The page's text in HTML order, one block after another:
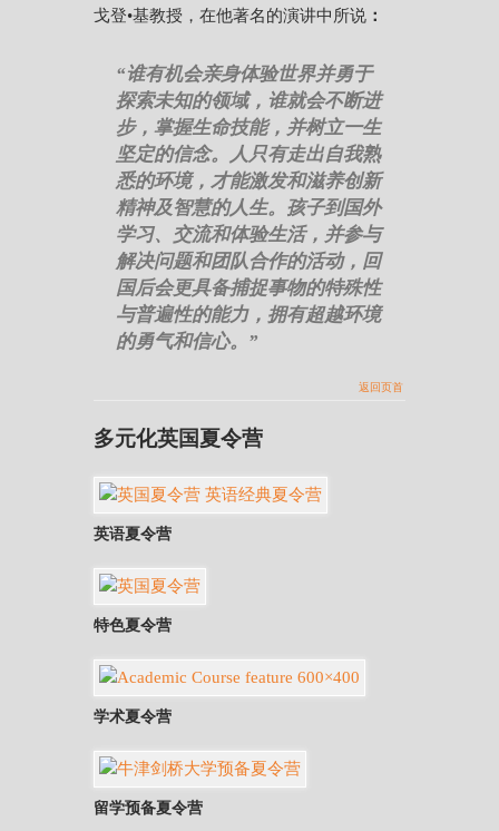
戈登•基教授，在他著名的演讲中所说 ：
“谁有机会亲身体验世界并勇于
探索未知的领域，谁就会不断进
步，掌握生命技能，并树立一生
坚定的信念。人只有走出自我熟
悉的环境，才能激发和滋养创新
精神及智慧的人生。孩子到国外
学习、交流和体验生活，并参与
解决问题和团队合作的活动，回
国后会更具备捕捉事物的特殊性
与普遍性的能力，拥有超越环境
的勇气和信心。”
返回页首
多元化英国夏令营
英语夏令营
特色夏令营
学术夏令营
留学预备夏令营